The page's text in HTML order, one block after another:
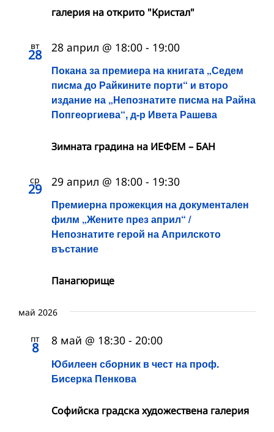
галерия на открито "Кристал"
вт
28
Покана за премиера на книгата „Седем
писма до Райкините порти“ и второ
издание на „Непознатите писма на Райна
Попгеоргиева“, д-р Ивета Рашева
28 април @ 18:00 - 19:00
Зимната градина на ИЕФЕМ – БАН
ср
29
Премиерна прожекция на документален
филм „Жените през април“ /
Непознатите герой на Априлското
въстание
29 април @ 18:00 - 19:30
Панагюрище
май 2026
пт
8
Юбилеен сборник в чест на проф.
Бисерка Пенкова
8 май @ 18:30 - 20:00
Софийска градска художествена галерия